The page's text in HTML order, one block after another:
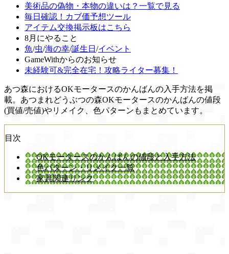
美術品の偽物・本物の違いは？一覧で見る
毎日確認！カブ価予想ツール
アイテム交換掲示板はこちら
8月にやること
魚/虫/海の幸/誕生日 /イベント
GameWithからのお知らせ
未経験可&完全在宅！攻略ライター募集！
あつ森におけるOKモータースのかんばんの入手方法を掲
載。あつまれどうぶつの森OKモータースのかんばんの値段
(買値/売値)やリメイク、色パターンもまとめています。
目次
OKモータースのかんばんの値段と入手方法
色パターン・リメイク一覧
家具関連リンク